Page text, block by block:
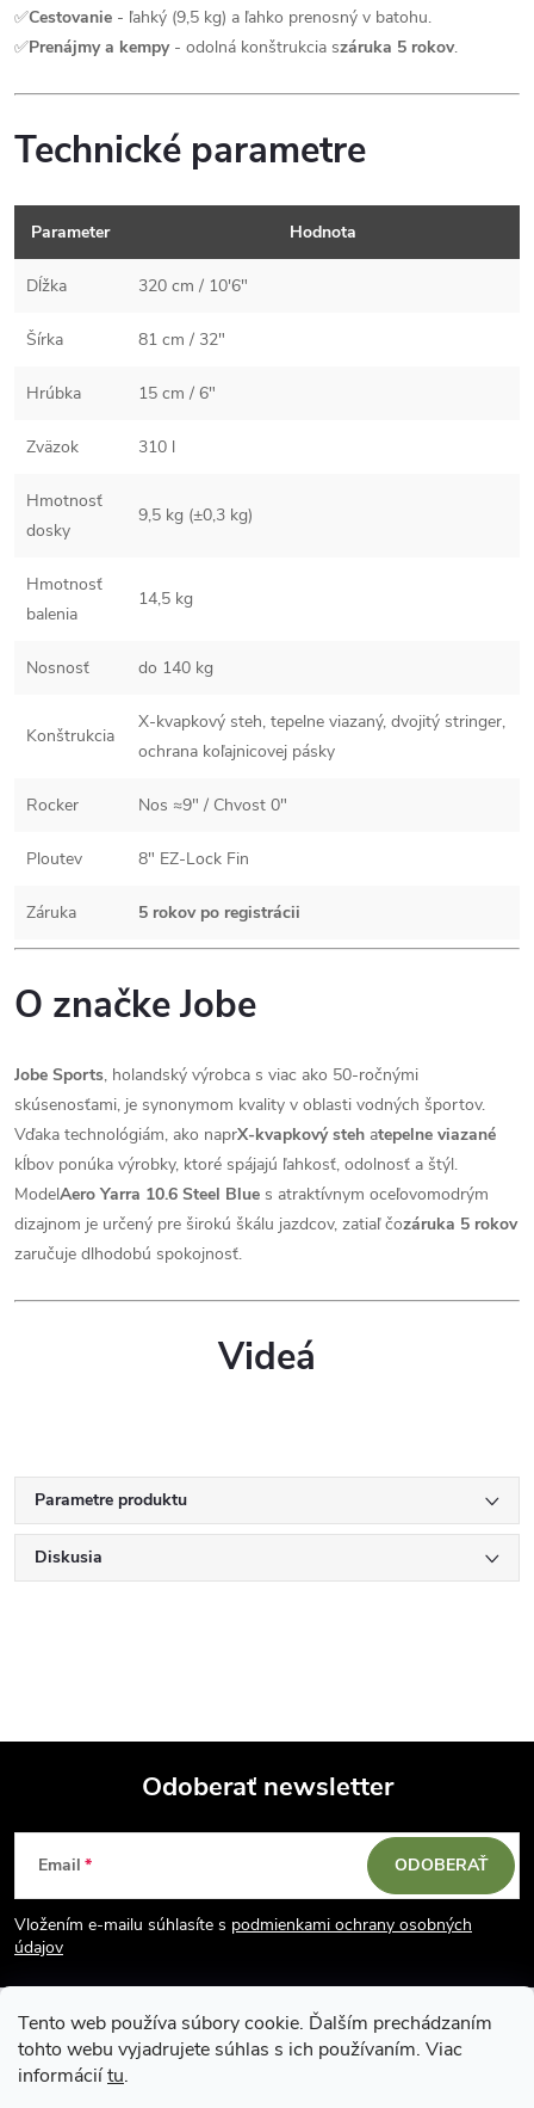
Tento web používa súbory cookie. Ďalším prechádzaním
tohto webu vyjadrujete súhlas s ich používaním. Viac
informáciítu.
✅Cestovanie - ľahký (9,5 kg) a ľahko prenosný v batohu.
✅Prenájmy a kempy- odolná konštrukcia száruka 5 rokov.
Technické parametre
Parameter Hodnota
Dĺžka 320 cm / 10'6"
Šírka 81 cm / 32"
Hrúbka 15 cm / 6"
Zväzok 310 l
Hmotnosť
dosky
9,5 kg (±0,3 kg)
Hmotnosť
balenia
14,5 kg
Nosnosť do 140 kg
Konštrukcia
X-kvapkový steh, tepelne viazaný, dvojitý stringer,
ochrana koľajnicovej pásky
Rocker Nos ≈9″ / Chvost 0″
Ploutev 8″ EZ-Lock Fin
Záruka 5 rokov po registrácii
O značke Jobe
Jobe Sports, holandský výrobca s viac ako 50-ročnými
skúsenosťami, je synonymom kvality v oblasti vodných športov.
Vďaka technológiám, ako naprX-kvapkový steh atepelne viazané
kĺbov ponúka výrobky, ktoré spájajú ľahkosť, odolnosť a štýl.
ModelAero Yarra 10.6 Steel Blue s atraktívnym oceľovomodrým
dizajnom je určený pre širokú škálu jazdcov, zatiaľ čozáruka 5 rokov
zaručuje dlhodobú spokojnosť.
Videá
Parametre produktu
Diskusia
Z
á
p
ä
Odoberať newsletter
Email
Vložením e-mailu súhlasíte s podmienkami ochrany osobných
údajov
ODOBERAŤ